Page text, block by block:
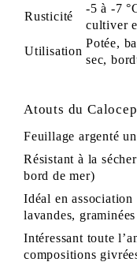
Rusticité
-5 à -7
cultiver
Utilisation
Potée,
sec,
Atouts du
Feuillage argenté
Résistant à la
bord de mer)
Idéal en association
lavandes,
Intéressant toute
compositions